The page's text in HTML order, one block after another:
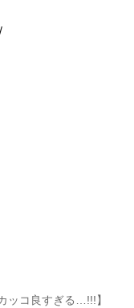
ッコ良すぎる…!!!】